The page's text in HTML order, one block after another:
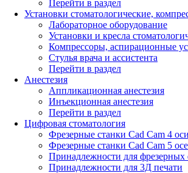
Перейти в раздел
Установки стоматологические,
Лабораторное оборудование
Установки и кресла
Компрессоры, аспирационные
Стулья врача и ассистента
Перейти в раздел
Анестезия
Аппликационная анестезия
Инъекционная анестезия
Перейти в раздел
Цифровая стоматология
Фрезерные станки Cad Cam 4
Фрезерные станки Cad Cam 5
Принадлежности для фрезерных
Принадлежности для 3Д печати